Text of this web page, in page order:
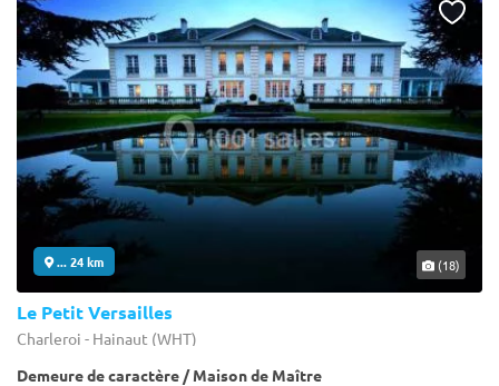
... 24 km (18)
Le Petit Versailles
Charleroi - Hainaut (WHT)
Demeure de caractère / Maison de Maître